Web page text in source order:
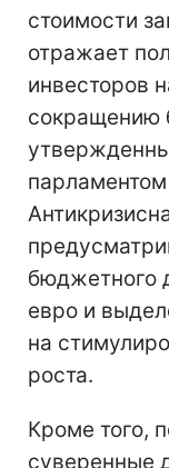
стоимости
отражает
инвесторов
сокращению
парламентом
бюджетного
евро и
на
роста.
Кроме того,
суверенные